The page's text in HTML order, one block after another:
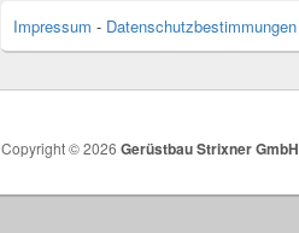
Impressum - Datenschutzbestimmungen
Copyright © 2026 Gerüstbau Strixner GmbH